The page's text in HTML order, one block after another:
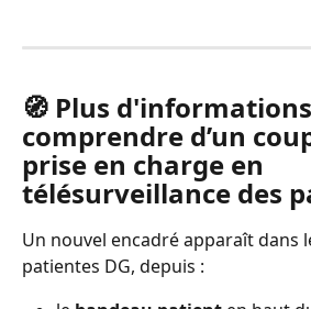
🧭 Plus
comprendre d’un
prise en charge en
télésurveillance des
Un nouvel encadré apparaît dans
patientes DG, depuis :